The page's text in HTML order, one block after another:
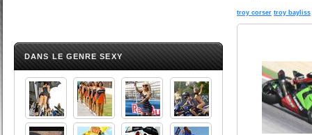
DANS LE GENRE SEXY
troy corser troy bayliss